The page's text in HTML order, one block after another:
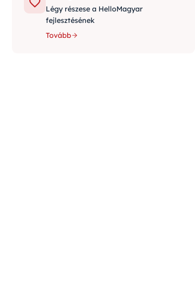
Légy részese a HelloMagyar
fejlesztésének
Tovább